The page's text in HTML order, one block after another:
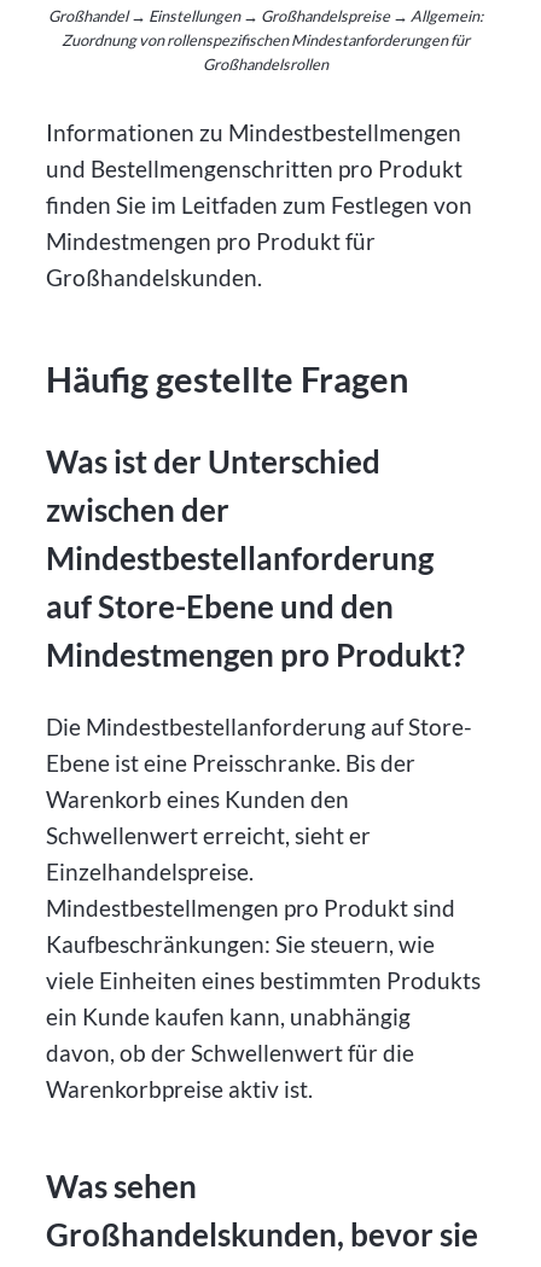
Großhandel → Einstellungen → Großhandelspreise → Allgemein:
Zuordnung von rollenspezifischen Mindestanforderungen für
Großhandelsrollen
Informationen zu Mindestbestellmengen
und Bestellmengenschritten pro Produkt
finden Sie im Leitfaden zum Festlegen von
Mindestmengen pro Produkt für
Großhandelskunden.
Häufig gestellte Fragen
Was ist der Unterschied
zwischen der
Mindestbestellanforderung
auf Store-Ebene und den
Mindestmengen pro Produkt?
Die Mindestbestellanforderung auf Store-
Ebene ist eine Preisschranke. Bis der
Warenkorb eines Kunden den
Schwellenwert erreicht, sieht er
Einzelhandelspreise.
Mindestbestellmengen pro Produkt sind
Kaufbeschränkungen: Sie steuern, wie
viele Einheiten eines bestimmten Produkts
ein Kunde kaufen kann, unabhängig
davon, ob der Schwellenwert für die
Warenkorbpreise aktiv ist.
Was sehen
Großhandelskunden, bevor sie